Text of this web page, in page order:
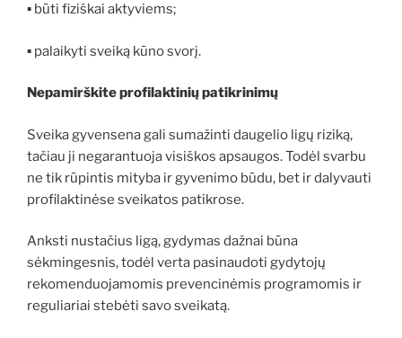
▪ būti fiziškai aktyviems;
▪ palaikyti sveiką kūno svorį.
Nepamirškite profilaktinių patikrinimų
Sveika gyvensena gali sumažinti daugelio ligų riziką,
tačiau ji negarantuoja visiškos apsaugos. Todėl svarbu
ne tik rūpintis mityba ir gyvenimo būdu, bet ir dalyvauti
profilaktinėse sveikatos patikrose.
Anksti nustačius ligą, gydymas dažnai būna
sėkmingesnis, todėl verta pasinaudoti gydytojų
rekomenduojamomis prevencinėmis programomis ir
reguliariai stebėti savo sveikatą.